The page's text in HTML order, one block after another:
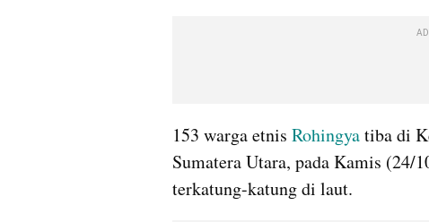
153 warga etnis Rohingya tiba di
Sumatera Utara, pada Kamis (24/
terkatung-katung di laut.